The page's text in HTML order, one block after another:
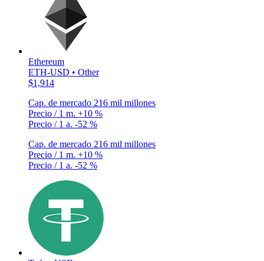
Ethereum
ETH-USD • Other
$1,914
Cap. de mercado 216 mil millones
Precio / 1 m. +10 %
Precio / 1 a. -52 %
Cap. de mercado 216 mil millones
Precio / 1 m. +10 %
Precio / 1 a. -52 %